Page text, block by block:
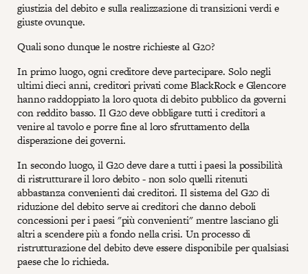
giustizia del debito e sulla realizzazione di transizioni verdi e
giuste ovunque.
Quali sono dunque le nostre richieste al G20?
In primo luogo, ogni creditore deve partecipare. Solo negli
ultimi dieci anni, creditori privati come BlackRock e Glencore
hanno raddoppiato la loro quota di debito pubblico da governi
con reddito basso. Il G20 deve obbligare tutti i creditori a
venire al tavolo e porre fine al loro sfruttamento della
disperazione dei governi.
In secondo luogo, il G20 deve dare a tutti i paesi la possibilità
di ristrutturare il loro debito - non solo quelli ritenuti
abbastanza convenienti dai creditori. Il sistema del G20 di
riduzione del debito serve ai creditori che danno deboli
concessioni per i paesi "più convenienti" mentre lasciano gli
altri a scendere più a fondo nella crisi. Un processo di
ristrutturazione del debito deve essere disponibile per qualsiasi
paese che lo richieda.